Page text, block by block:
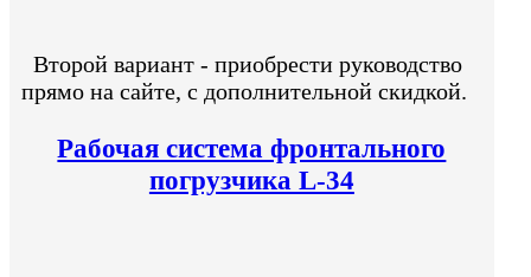
Второй вариант - приобрести руководство
прямо на сайте, с дополнительной скидкой.
Рабочая система фронтального
погрузчика L-34